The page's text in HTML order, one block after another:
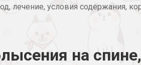
лечение, условия содержания,
на